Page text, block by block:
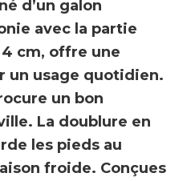
d’un galon
avec la partie
cm, offre une
un usage quotidien.
un bon
La doublure en
les pieds au
froide. Conçues